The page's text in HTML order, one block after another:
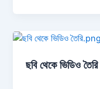
ছবি থেকে ভিডিও